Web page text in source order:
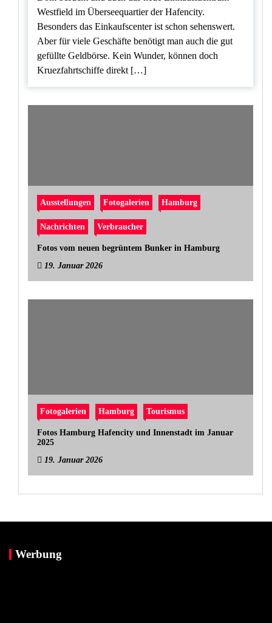
Westfield im Überseequartier der Hafencity.
Besonders das Einkaufscenter ist schon sehenswert.
Aber für viele Geschäfte benötigt man auch die gut
gefüllte Geldbörse. Kein Wunder, können doch
Kruezfahrtschiffe direkt […]
Ausstellungen Fotogalerien Hamburg
Nachrichten Verbraucher
Fotos vom neuen begrüntem Bunker in Hamburg
19. Januar 2026
Fotogalerien Hamburg Tourismus
Fotos Hamburg Hafencity und Innenstadt im Januar
2025
19. Januar 2026
Werbung